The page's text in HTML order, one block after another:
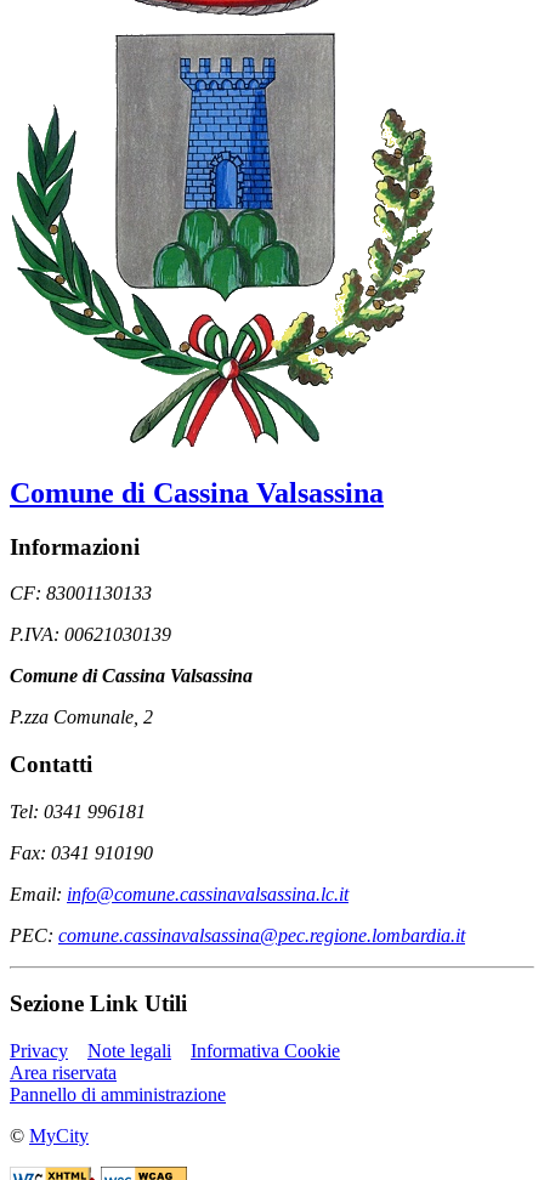
Comune di Cassina Valsassina
Informazioni
CF: 83001130133
P.IVA: 00621030139
Comune di Cassina Valsassina
P.zza Comunale, 2
Contatti
Tel: 0341 996181
Fax: 0341 910190
Email: info@comune.cassinavalsassina.lc.it
PEC: comune.cassinavalsassina@pec.regione.lombardia.it
Sezione Link Utili
Privacy Note legali
Informativa Cookie
Area riservata
Pannello di amministrazione
© MyCity